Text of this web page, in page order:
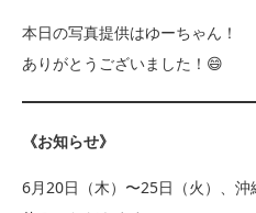
本日の写真提供はゆーちゃん！
ありがとうございました！😄
《お知らせ》
6月20日（木）〜25日（火）、